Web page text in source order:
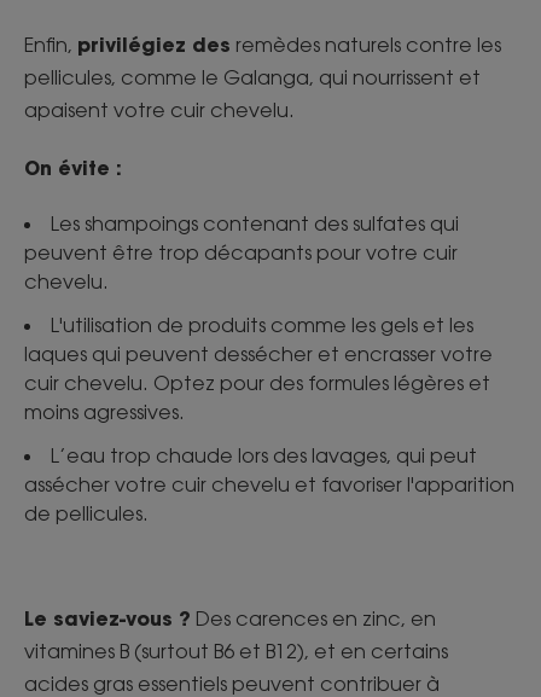
Enfin, privilégiez des remèdes naturels contre les
pellicules, comme le Galanga, qui nourrissent et
apaisent votre cuir chevelu.
On évite :
Les shampoings contenant des sulfates qui
peuvent être trop décapants pour votre cuir
chevelu.
L'utilisation de produits comme les gels et les
laques qui peuvent dessécher et encrasser votre
cuir chevelu. Optez pour des formules légères et
moins agressives.
L’eau trop chaude lors des lavages, qui peut
assécher votre cuir chevelu et favoriser l'apparition
de pellicules.
Le saviez-vous ? Des carences en zinc, en
vitamines B (surtout B6 et B12), et en certains
acides gras essentiels peuvent contribuer à